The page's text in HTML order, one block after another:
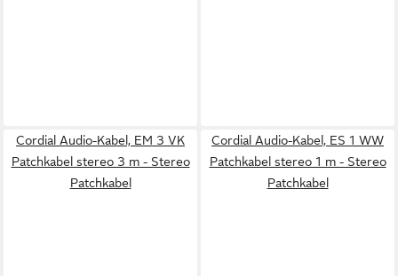
Cordial Audio-Kabel, EM 3 VK
Patchkabel stereo 3 m - Stereo
Patchkabel
Cordial Audio-Kabel, ES 1 WW
Patchkabel stereo 1 m - Stereo
Patchkabel